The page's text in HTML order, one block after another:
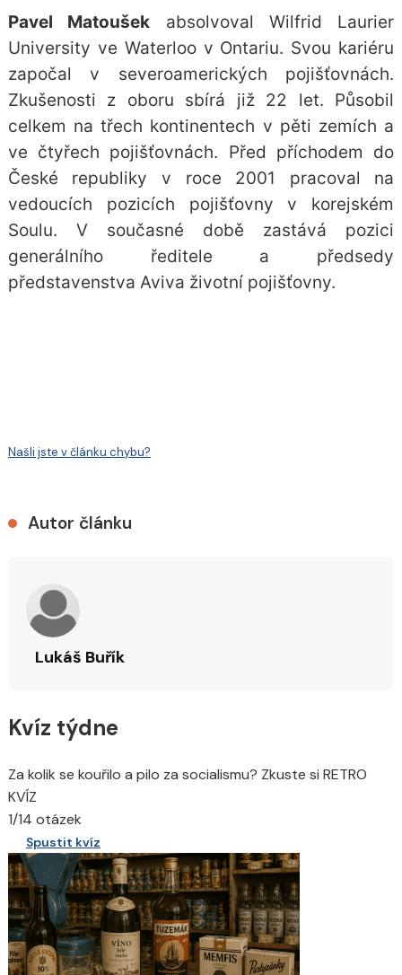
Pavel Matoušek absolvoval Wilfrid Laurier
University ve Waterloo v Ontariu. Svou kariéru
započal v severoamerických pojišťovnách.
Zkušenosti z oboru sbírá již 22 let. Působil
celkem na třech kontinentech v pěti zemích a
ve čtyřech pojišťovnách. Před příchodem do
České republiky v roce 2001 pracoval na
vedoucích pozicích pojišťovny v korejském
Soulu. V současné době zastává pozici
generálního ředitele a předsedy
představenstva Aviva životní pojišťovny.
Našli jste v článku chybu?
Autor článku
Lukáš Buřík
Kvíz týdne
Za kolik se kouřilo a pilo za socialismu? Zkuste si RETRO
KVÍZ
1/14 otázek
Spustit kvíz